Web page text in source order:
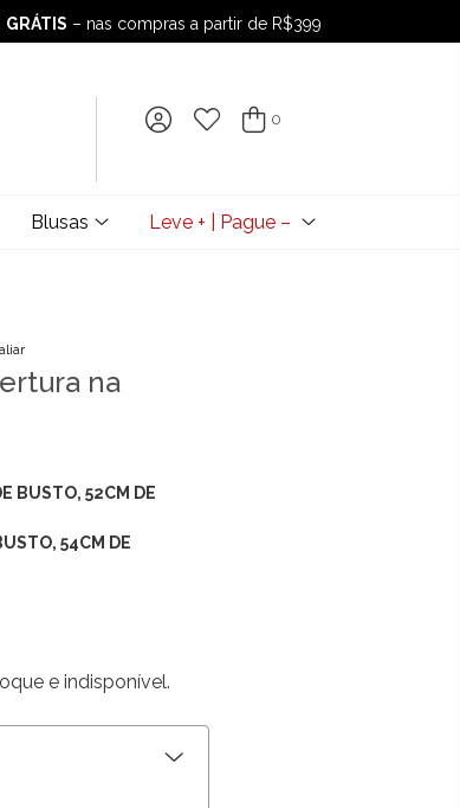
GRÁTIS – nas compras a partir de R$399
GRÁTIS– nas compras a partir de R$399
0
Blusas Leve + | Pague –
na
BUSTO, 52CM DE
54CM DE
e indisponível.